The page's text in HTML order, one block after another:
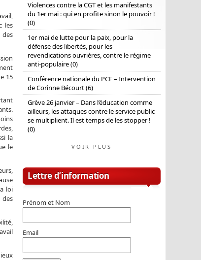
les
des
15
la
le
loi
des
Violences contre la CGT et les manifestants
du 1er mai : qui en profite sinon le pouvoir !
(0)
1er mai de lutte pour la paix, pour la
défense des libertés, pour les
revendications ouvrières, contre le régime
anti-populaire (0)
Conférence nationale du PCF – Intervention
de Corinne Bécourt (6)
Grève 26 janvier – Dans l’éducation comme
ailleurs, les attaques contre le service public
se multiplient. Il est temps de les stopper !
(0)
VOIR PLUS
Lettre d’information
Prénom et Nom
Email